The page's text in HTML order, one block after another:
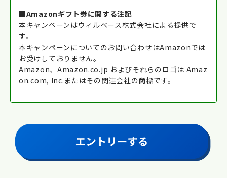
■Amazonギフト券に関する注記
本キャンペーンはウィルベース株式会社による提供で
す。
本キャンペーンについてのお問い合わせはAmazonでは
お受けしておりません。
Amazon、Amazon.co.jp およびそれらのロゴは Amaz
on.com, Inc.またはその関連会社の商標です。